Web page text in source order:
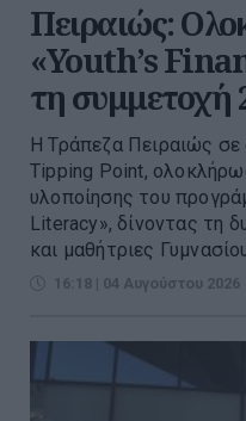
Πειραιώς:
«Youth’s
τη συμμετοχή
Η Τράπεζα Πειραιώς σε
Tipping Point,
υλοποίησης του
Literacy», δίνοντας τη
και μαθήτριες
16:18 | 04 Αυγούστου 2026